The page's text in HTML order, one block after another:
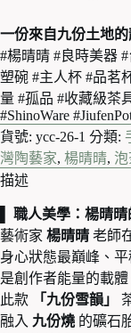
一份來自九份土地的
#楊晴晴 #良時美器
塑碗 #主人杯 #品茗
量 #孤品 #收藏級茶
#ShinoWare
貨號: ycc-26-1 分類:
灣陶藝家, 楊晴晴, 泡
描述
▌ 職人美學：楊晴
藝術家 楊晴晴 老師
身心狀態最巔峰、
是創作者能量的載體
此款
「九份雪韻」
融入 九份燒 的礦石